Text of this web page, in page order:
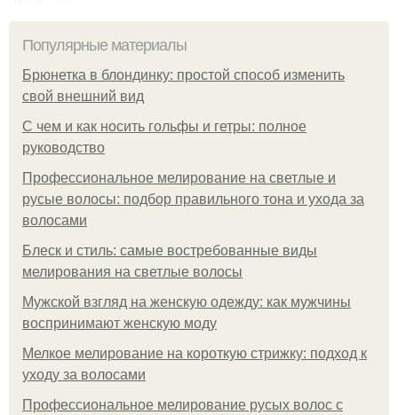
Популярные материалы
Брюнетка в блондинку: простой способ изменить
свой внешний вид
С чем и как носить гольфы и гетры: полное
руководство
Профессиональное мелирование на светлые и
русые волосы: подбор правильного тона и ухода за
волосами
Блеск и стиль: самые востребованные виды
мелирования на светлые волосы
Мужской взгляд на женскую одежду: как мужчины
воспринимают женскую моду
Мелкое мелирование на короткую стрижку: подход к
уходу за волосами
Профессиональное мелирование русых волос с